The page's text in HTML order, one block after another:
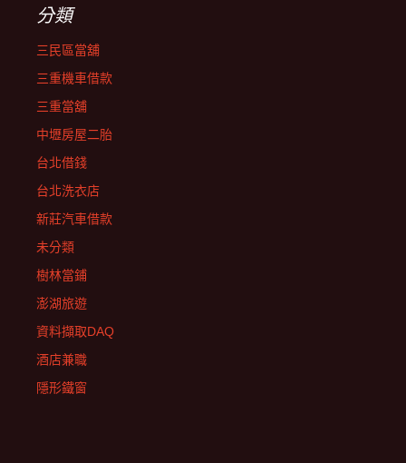
分類
三民區當舖
三重機車借款
三重當舖
中壢房屋二胎
台北借錢
台北洗衣店
新莊汽車借款
未分類
樹林當鋪
澎湖旅遊
資料擷取DAQ
酒店兼職
隱形鐵窗